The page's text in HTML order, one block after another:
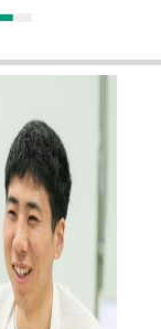
大学の紹介
案内・教育サポ